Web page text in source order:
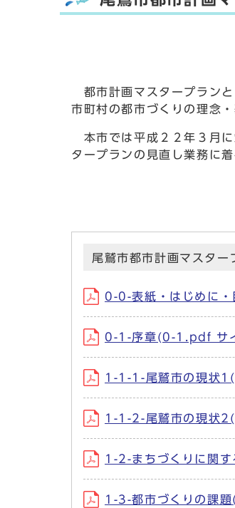
都市計画マスタープランと
市町村の都市づくりの理念
本市では平成２２年３月に
タープランの見直し業務に
尾鷲市都市計画マスター
0-0-表紙・はじめに
0-1-序章(0-1.pdf サ
1-1-1-尾鷲市の現状
1-1-2-尾鷲市の現状
1-2-まちづくりに関
1-3-都市づくりの課